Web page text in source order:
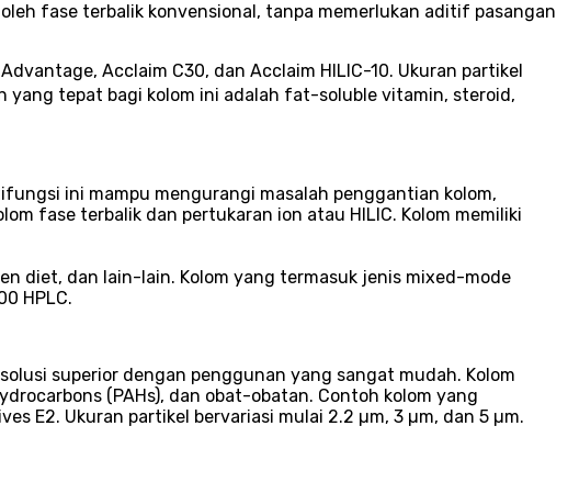
fase terbalik konvensional, tanpa memerlukan aditif pasangan
Acclaim C30, dan Acclaim HILIC-10. Ukuran partikel
yang tepat bagi kolom ini adalah fat-soluble vitamin, steroid,
ini mampu mengurangi masalah penggantian kolom,
fase terbalik dan pertukaran ion atau HILIC. Kolom memiliki
diet, dan lain-lain. Kolom yang termasuk jenis mixed-mode
HPLC.
superior dengan penggunan yang sangat mudah. Kolom
(PAHs), dan obat-obatan. Contoh kolom yang
E2. Ukuran partikel bervariasi mulai 2.2 µm, 3 µm, dan 5 µm.